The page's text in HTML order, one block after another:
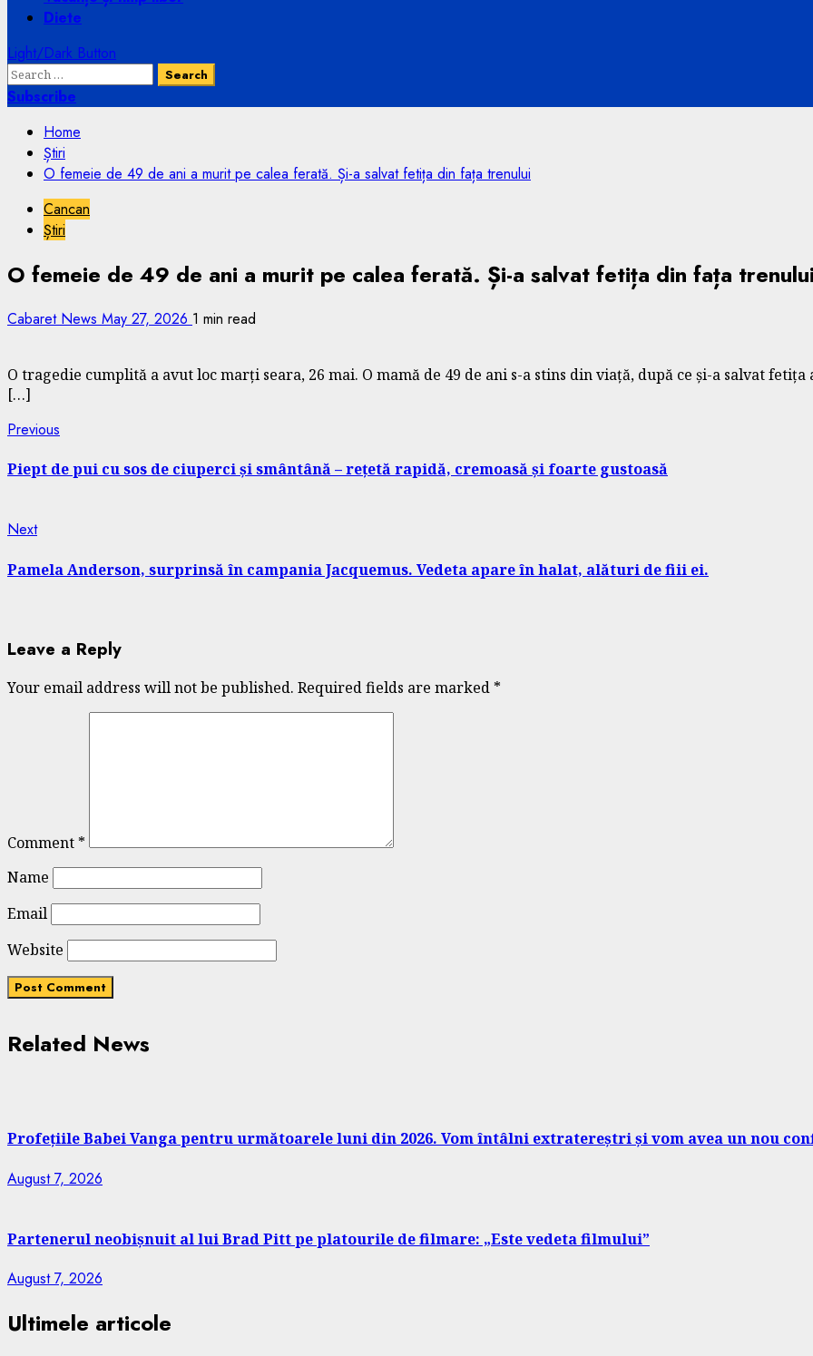
Diete
Light/Dark Button
Search
for:
Subscribe
Home
Știri
O femeie de 49 de ani a murit pe calea ferată. Și-a salvat fetița din fața trenului
Cancan
Știri
O femeie de 49 de ani a murit pe calea ferată. Și-a salvat fetița din fața trenului
Cabaret News May 27, 2026 1 min read
O tragedie cumplită a avut loc marți seara, 26 mai. O mamă de 49 de ani s-a stins din viață, după ce și-a salvat
[…]
Continue
Reading
Previous
Piept de pui cu sos de ciuperci și smântână – rețetă rapidă, cremoasă și foarte gustoasă
NextNext
Pamela Anderson, surprinsă în campania Jacquemus. Vedeta apare în halat, alături de fiii ei.
Leave a Reply
Your email address will not be published. Required fields are marked *
Comment *
Name
Email
Website
Related News
Profețiile Babei Vanga pentru următoarele luni din 2026. Vom întâlni extratereștri și vom avea un nou
August 7, 2026
Partenerul neobișnuit al lui Brad Pitt pe platourile de filmare: „Este vedeta filmului”
August 7, 2026
Ultimele articole